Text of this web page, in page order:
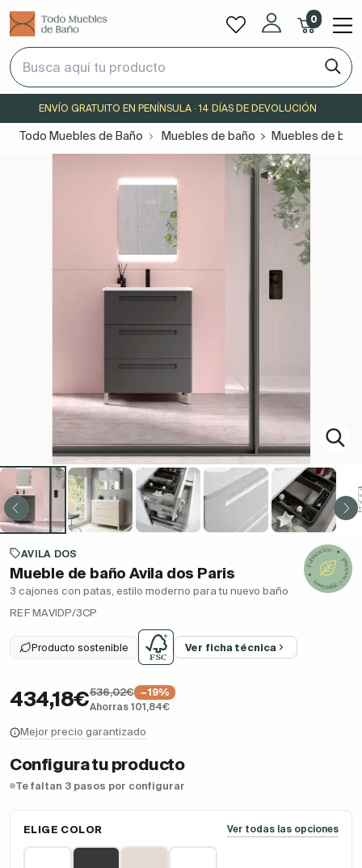
0
ENVÍO GRATUITO EN PENÍNSULA · 14 DÍAS DE DEVOLUCIÓN
Todo Muebles de Baño Muebles de baño Muebles de
AVILA DOS
Mueble de baño Avila dos Paris
3 cajones con patas, estilo moderno para tu nuevo baño
REF MAVIDP/3CP
Producto sostenible Ver ficha técnica
434,18€536,02€
−19%
Ahorras 101,84€
Mejor precio garantizado
Configura tu producto
Te faltan 3 pasos por configurar
ELIGE COLOR Ver todas las opciones